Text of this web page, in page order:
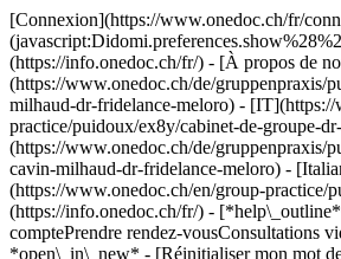
[Connexion](https://www.onedoc.ch/fr/
(https://info.onedoc.ch/fr/) - [À propos de
(https://www.onedoc.ch/de/gruppenpraxis/
milhaud-dr-fridelance-meloro) -
practice/puidoux/ex8y/cabinet-de-groupe-
(https://www.onedoc.ch/de/gruppenpraxis/
cavin-milhaud-dr-fridelance-meloro) -
(https://www.onedoc.ch/en/group-practice/
(https://info.onedoc.ch/fr/) -
comptePrendre rendez-vousConsultations
*open\_in\_new* - [Réinitialiser mon mot